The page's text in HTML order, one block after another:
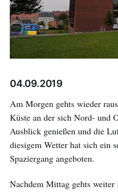
04.09.2019
Am Morgen gehts wieder
Küste an der sich Nord- und
Ausblick genießen und die
diesigem Wetter hat sich ein
Spaziergang angeboten.
Nachdem Mittag gehts